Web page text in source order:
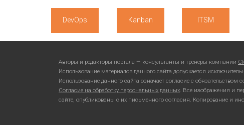
DevOps Kanban ITSM
Авторы и редакторы портала — консультанты и тренеры компании
Использование материалов данного сайта допускается
Использование данного сайта означает согласие с обязательством
Согласие на обработку персональных данных. Все изображения и
сайте, опубликованы с их письменного согласия. Копирование и